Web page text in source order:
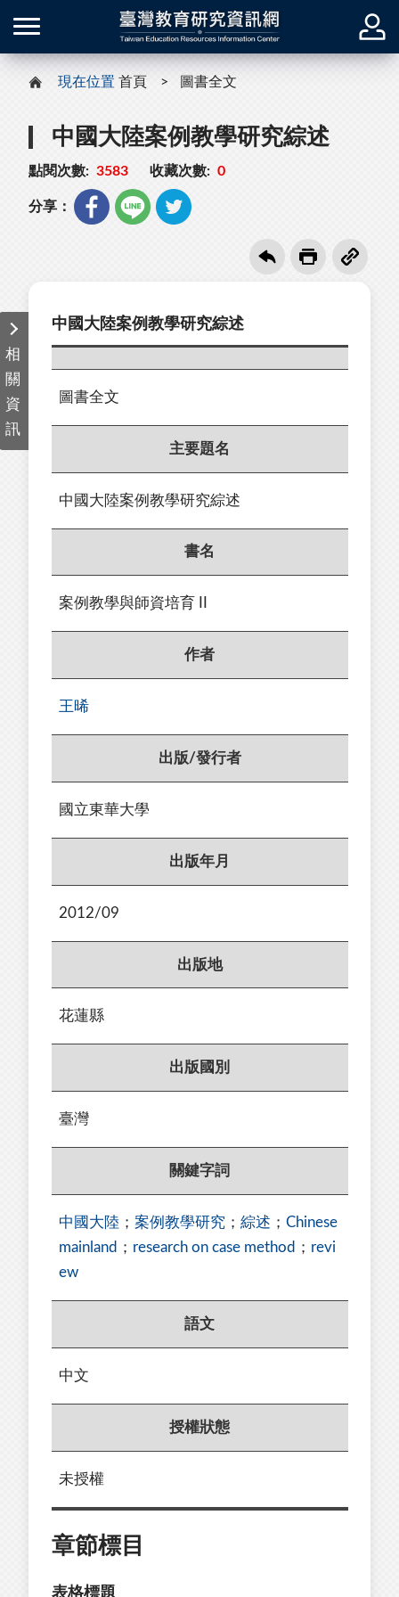
現在位置 首頁 圖書全文
中國大陸案例教學研究綜述
點閱次數: 3583 收藏次數: 0
分享：
相
關
資
訊
中國大陸案例教學研究綜述
圖書全文
主要題名
中國大陸案例教學研究綜述
書名
案例教學與師資培育 II
作者
王晞
出版/發行者
國立東華大學
出版年月
2012/09
出版地
花蓮縣
出版國別
臺灣
關鍵字詞
中國大陸 ； 案例教學研究 ； 綜述 ； Chinese
mainland ； research on case method ； revi
ew
語文
中文
授權狀態
未授權
章節標目
表格標題